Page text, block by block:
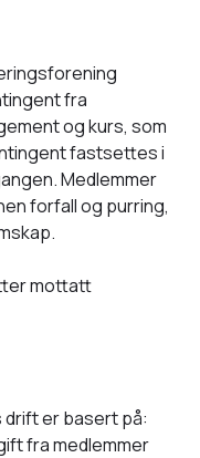
fra
og kurs, som
fastsettes i
Medlemmer
forfall og purring,
mottatt
er basert på:
fra medlemmer